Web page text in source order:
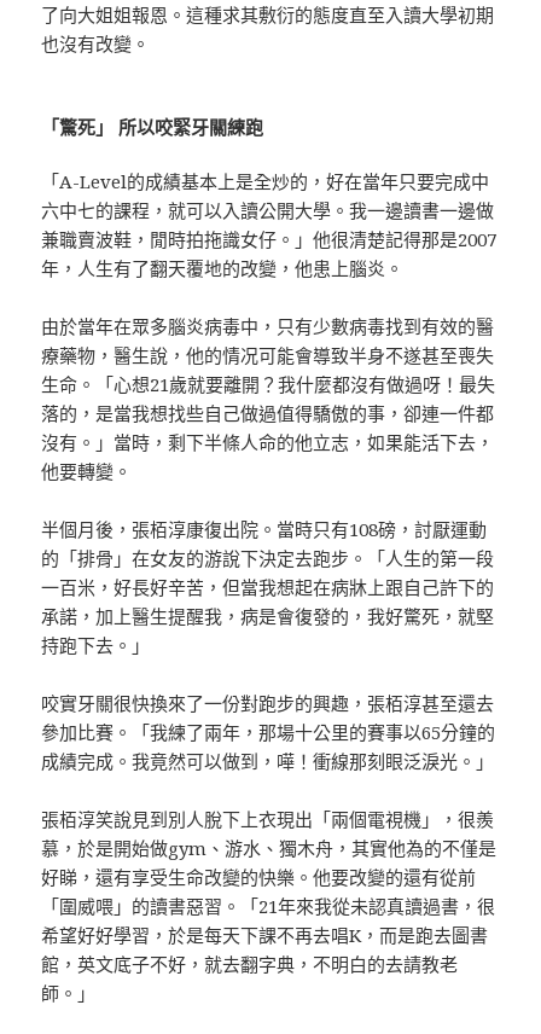
了向大姐姐報恩。這種求其敷衍的態度直至入讀大學初期
也沒有改變。
「驚死」 所以咬緊牙關練跑
「A-Level的成績基本上是全炒的，好在當年只要完成中
六中七的課程，就可以入讀公開大學。我一邊讀書一邊做
兼職賣波鞋，閒時拍拖識女仔。」他很清楚記得那是2007
年，人生有了翻天覆地的改變，他患上腦炎。
由於當年在眾多腦炎病毒中，只有少數病毒找到有效的醫
療藥物，醫生說，他的情况可能會導致半身不遂甚至喪失
生命。「心想21歲就要離開？我什麼都沒有做過呀！最失
落的，是當我想找些自己做過值得驕傲的事，卻連一件都
沒有。」當時，剩下半條人命的他立志，如果能活下去，
他要轉變。
半個月後，張栢淳康復出院。當時只有108磅，討厭運動
的「排骨」在女友的游說下決定去跑步。「人生的第一段
一百米，好長好辛苦，但當我想起在病牀上跟自己許下的
承諾，加上醫生提醒我，病是會復發的，我好驚死，就堅
持跑下去。」
咬實牙關很快換來了一份對跑步的興趣，張栢淳甚至還去
參加比賽。「我練了兩年，那場十公里的賽事以65分鐘的
成績完成。我竟然可以做到，嘩！衝線那刻眼泛淚光。」
張栢淳笑說見到別人脫下上衣現出「兩個電視機」，很羨
慕，於是開始做gym、游水、獨木舟，其實他為的不僅是
好睇，還有享受生命改變的快樂。他要改變的還有從前
「圍威喂」的讀書惡習。「21年來我從未認真讀過書，很
希望好好學習，於是每天下課不再去唱K，而是跑去圖書
館，英文底子不好，就去翻字典，不明白的去請教老
師。」